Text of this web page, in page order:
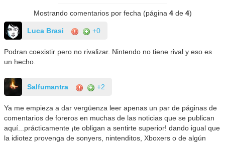
Mostrando comentarios por fecha (página 4de 4)
Luca Brasi +0
Podran coexistir pero no rivalizar. Nintendo no tiene rival y eso es
un hecho.
Salfumantra +2
Ya me empieza a dar vergüenza leer apenas un par de páginas de
comentarios de foreros en muchas de las noticias que se publican
aquí...prácticamente ¡te obligan a sentirte superior! dando igual que
la idiotez provenga de sonyers, nintenditos, Xboxers o de algún